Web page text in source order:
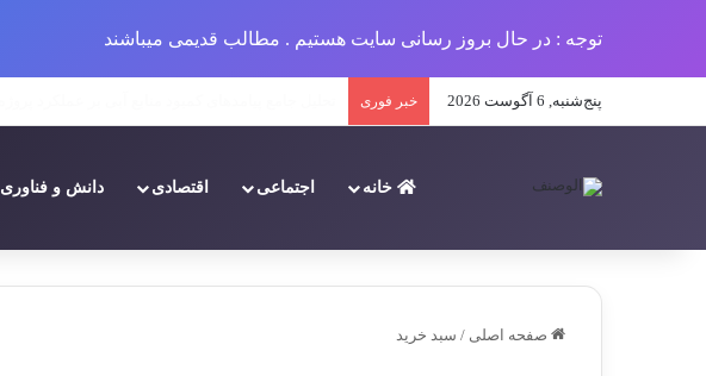
توجه : در حال بروز رسانی سایت هستیم . مطالب قدیمی میباشند
پنج‌شنبه, 6 آگوست 2026 خبر فوری
خانه اجتماعی اقتصادی دانش و فناوری
صفحه اصلی / سبد خرید